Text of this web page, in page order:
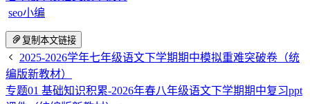
seo小编
复制本文链接
2025-2026学年七年级语文下学期期中模拟重难突破卷（统
编版新教材）
专题01 基础知识积累-2026年春八年级语文下学期期中复习ppt